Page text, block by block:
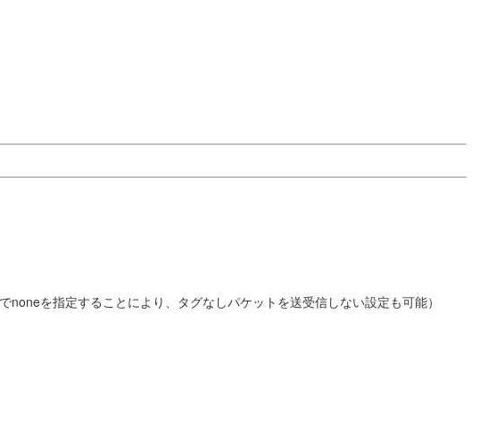
を指定することにより、タグなしパケットを送受信しない設定も可能）